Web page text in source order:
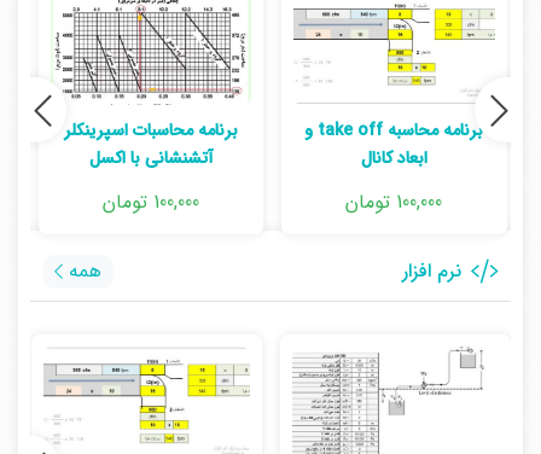
برنامه محاسبه take off و
ابعاد کانال
100,000 تومان
برنامه محاسبات اسپرینکلر
آتشنشانی با اکسل
100,000 تومان
نرم افزار همه